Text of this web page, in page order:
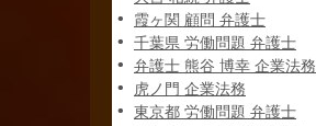
霞ヶ関 顧問 弁護士
千葉県 労働問題 弁護士
弁護士 熊谷 博幸 企業法務
虎ノ門 企業法務
東京都 労働問題 弁護士